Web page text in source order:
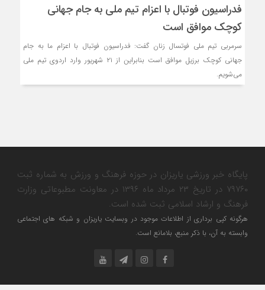
فدراسیون فوتبال با اعزام تیم ملی به جام جهانی
کوچک موافق است
سرمربی تیم ملی فوتسال زنان گفت: فدراسیون فوتبال با اعزام ما به جام
جهانی کوچک برزیل موافق است بنابراین از ۲۱ شهریور وارد اردوی تیم ملی
می‌شویم.
پایگاه خبر ورزشی یاریزان در حوزه فرهنگ و ورزش به شماره ثبت
۷۹۷۶۰ در تاریخ ۲۳ مرداد ماه ۱۳۹۶ در معاونت مطبوعاتی وزارت
فرهنگ و ارشاد اسلامی ثبت شده است.
هرگونه کپی برداری از اطلاعات موجود در وبسایت یاریزان و شبکه های اجتماعی
وابسته به آن، با ذکر منبع، بلامانع است.